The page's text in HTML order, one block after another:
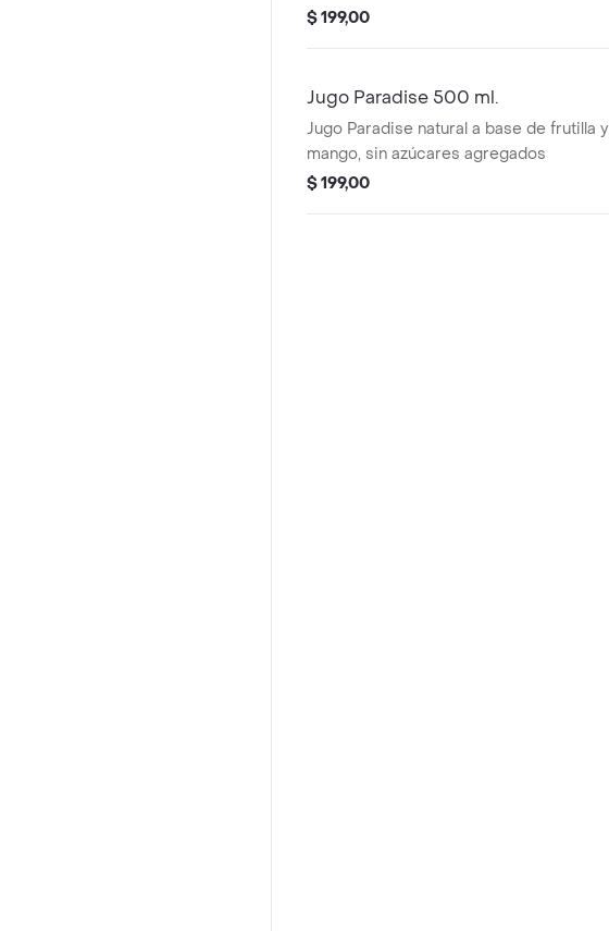
$ 199,00
Jugo Paradise 500 ml.
Jugo Paradise natural a base de frutilla y
mango, sin azúcares agregados
$ 199,00